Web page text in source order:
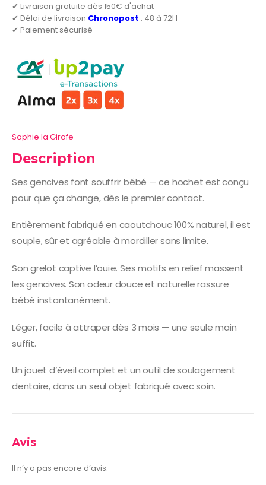
✔ Livraison gratuite dès 150€ d'achat
✔ Délai de livraison Chronopost : 48 à 72H
✔ Paiement sécurisé
Sophie la Girafe
Description
Ses gencives font souffrir bébé — ce hochet est conçu
pour que ça change, dès le premier contact.
Entièrement fabriqué en caoutchouc 100% naturel, il est
souple, sûr et agréable à mordiller sans limite.
Son grelot captive l’ouïe. Ses motifs en relief massent
les gencives. Son odeur douce et naturelle rassure
bébé instantanément.
Léger, facile à attraper dès 3 mois — une seule main
suffit.
Un jouet d’éveil complet et un outil de soulagement
dentaire, dans un seul objet fabriqué avec soin.
Avis
Il n’y a pas encore d’avis.